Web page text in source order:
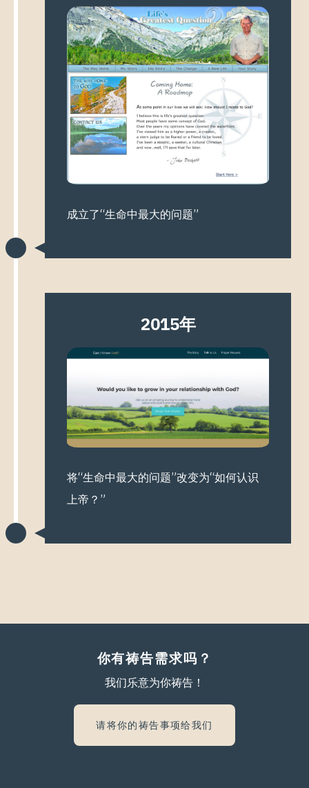
成立了“生命中最大的问题”
2015年
将“生命中最大的问题”改变为“如何认识
上帝？”
你有祷告需求吗？
我们乐意为你祷告！
请将你的祷告事项给我们